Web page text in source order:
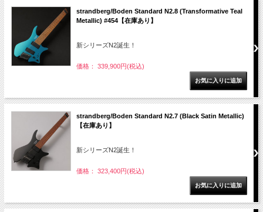
strandberg/Boden Standard N2.8 (Transformative Teal
Metallic) #454【在庫あり】
新シリーズN2誕生！
価格： 339,900円(税込)
strandberg/Boden Standard N2.7 (Black Satin Metallic)
【在庫あり】
新シリーズN2誕生！
価格： 323,400円(税込)